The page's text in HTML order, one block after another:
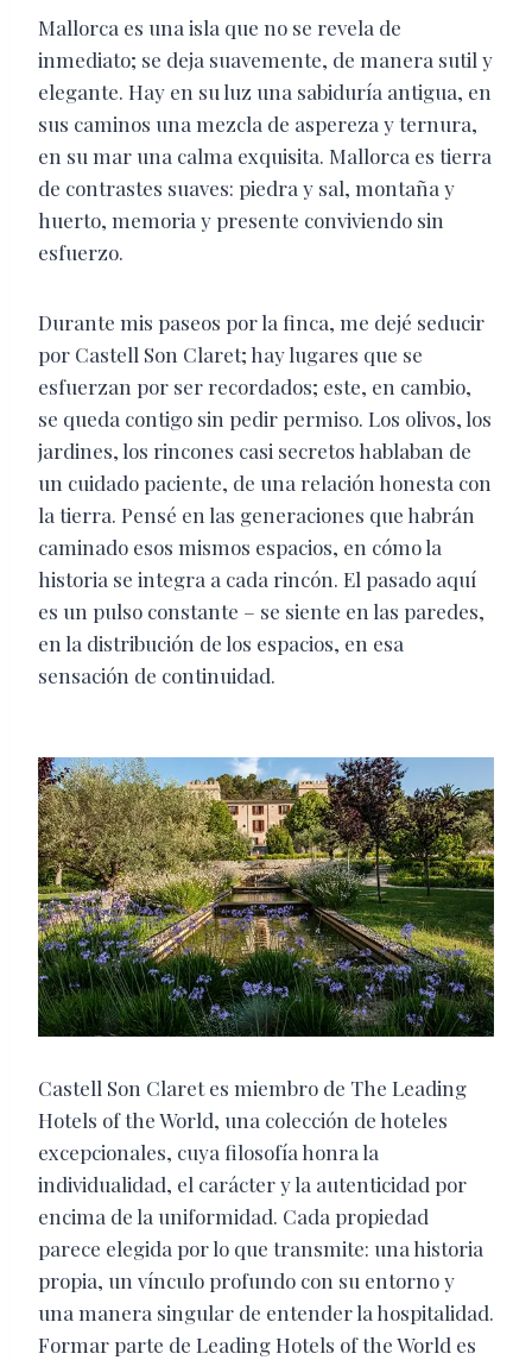
Mallorca es una isla que no se revela de
inmediato; se deja suavemente, de manera sutil y
elegante. Hay en su luz una sabiduría antigua, en
sus caminos una mezcla de aspereza y ternura,
en su mar una calma exquisita. Mallorca es tierra
de contrastes suaves: piedra y sal, montaña y
huerto, memoria y presente conviviendo sin
esfuerzo.
Durante mis paseos por la finca, me dejé seducir
por Castell Son Claret; hay lugares que se
esfuerzan por ser recordados; este, en cambio,
se queda contigo sin pedir permiso. Los olivos, los
jardines, los rincones casi secretos hablaban de
un cuidado paciente, de una relación honesta con
la tierra. Pensé en las generaciones que habrán
caminado esos mismos espacios, en cómo la
historia se integra a cada rincón. El pasado aquí
es un pulso constante – se siente en las paredes,
en la distribución de los espacios, en esa
sensación de continuidad.
Castell Son Claret es miembro de The Leading
Hotels of the World, una colección de hoteles
excepcionales, cuya filosofía honra la
individualidad, el carácter y la autenticidad por
encima de la uniformidad. Cada propiedad
parece elegida por lo que transmite: una historia
propia, un vínculo profundo con su entorno y
una manera singular de entender la hospitalidad.
Formar parte de Leading Hotels of the World es